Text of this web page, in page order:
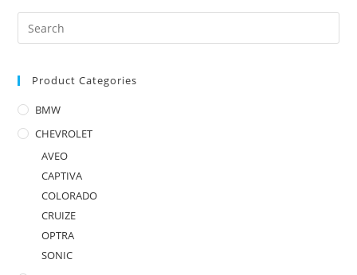
Product Categories
BMW
CHEVROLET
AVEO
CAPTIVA
COLORADO
CRUIZE
OPTRA
SONIC